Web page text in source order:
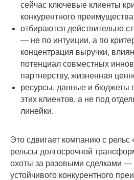
сейчас ключевые клиенты
конкурентного
отбираются действительно
— не по интуиции, а по
концентрация выручки,
потенциал совместных
партнерству, жизненная
ресурсы, данные и бюджеты
этих клиентов, а не под
линейки.
Это сдвигает компанию с рельс
рельсы долгосрочной
охоты за разовыми сделками —
устойчивого конкурентного